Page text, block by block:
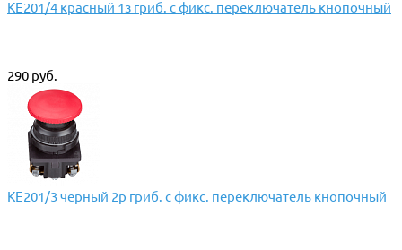
КЕ201/4 красный 1з гриб. с фикс. переключатель кнопочный
290 руб.
КЕ201/3 черный 2р гриб. с фикс. переключатель кнопочный